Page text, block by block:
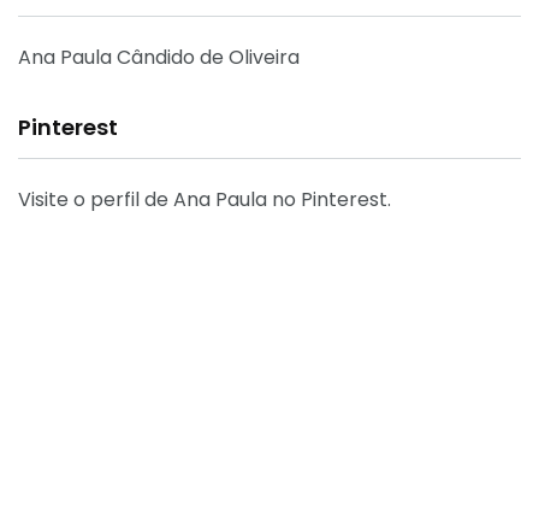
Ana Paula Cândido de Oliveira
Pinterest
Visite o perfil de Ana Paula no Pinterest.